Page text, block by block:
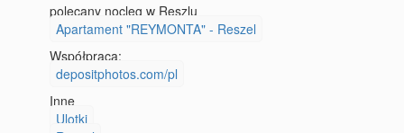
polecany nocleg w Reszlu
Apartament "REYMONTA" - Reszel
Współpraca:
depositphotos.com/pl
Inne
Ulotki